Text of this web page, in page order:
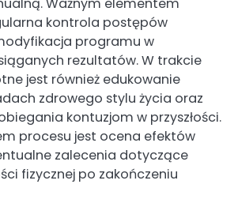
kontrola postępów
programu w
rezultatów. W trakcie
jest również edukowanie
zdrowego stylu życia oraz
kontuzjom w przyszłości.
procesu jest ocena efektów
zalecenia dotyczące
fizycznej po zakończeniu